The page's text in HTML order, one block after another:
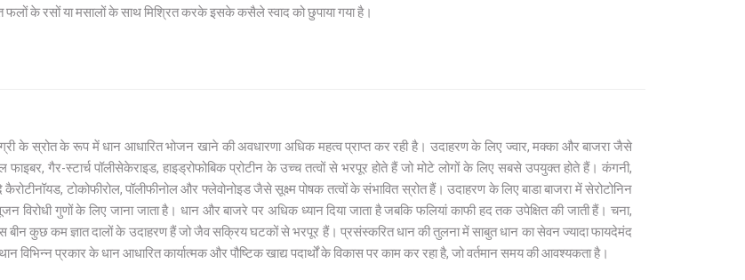
फलों के रसों या मसालों के साथ मिश्रित करके इसके कसैले स्वाद को छुपाया गया है।
के स्रोत के रूप में धान आधारित भोजन खाने की अवधारणा अधिक महत्व प्राप्त कर रही है। उदाहरण के लिए ज्वार, मक्का और बाजरा जैसे
गैर-स्टार्च पॉलीसेकेराइड, हाइड्रोफोबिक प्रोटीन के उच्च तत्वों से भरपूर होते हैं जो मोटे लोगों के लिए सबसे उपयुक्त होते हैं। कंगनी,
कैरोटीनॉयड, टोकोफीरोल, पॉलीफीनोल और फ्लेवोनोइड जैसे सूक्ष्म पोषक तत्वों के संभावित स्रोत हैं। उदाहरण के लिए बाडा बाजरा में सेरोटोनिन
विरोधी गुणों के लिए जाना जाता है। धान और बाजरे पर अधिक ध्यान दिया जाता है जबकि फलियां काफी हद तक उपेक्षित की जाती हैं। चना,
बीन कुछ कम ज्ञात दालों के उदाहरण हैं जो जैव सक्रिय घटकों से भरपूर हैं। प्रसंस्करित धान की तुलना में साबुत धान का सेवन ज्यादा फायदेमंद
विभिन्न प्रकार के धान आधारित कार्यात्मक और पौष्टिक खाद्य पदार्थों के विकास पर काम कर रहा है, जो वर्तमान समय की आवश्यकता है।